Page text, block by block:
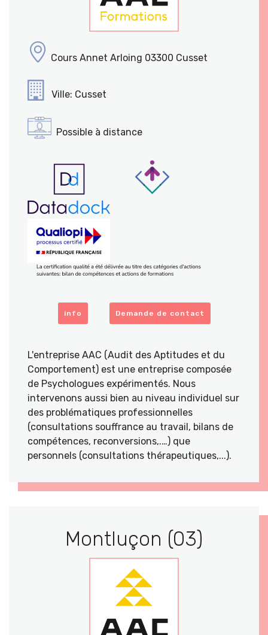
Cours Annet Arloing 03300 Cusset
Ville: Cusset
Possible à distance
info Demande de contact
L'entreprise AAC (Audit des Aptitudes et du
Comportement) est une entreprise composée
de Psychologues expérimentés. Nous
intervenons aussi bien au niveau individuel sur
des problématiques professionnelles
(consultations souffrance au travail, bilans de
compétences, reconversions,.…) que
personnels (consultations thérapeutiques,...).
Montluçon (03)